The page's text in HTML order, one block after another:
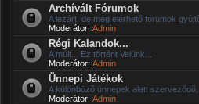
Archívált Fórumok
A lezárt, de még elérhetõ fórumok
Moderátor: Admin
Régi Kalandok...
A múlt... Ez történt Velünk...
Moderátor: Admin
Ünnepi Játékok
A különbözõ ünnepek alatt
Moderátor: Admin